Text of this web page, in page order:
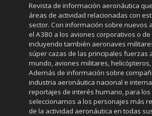
Revista de información aeronáutica
áreas de actividad relacionadas con
sector. Con información sobre nuevos
el A380 a los aviones corporativos o de
incluyendo también aeronaves
súper cazas de las principales fuerzas
mundo, aviones militares,
Además de información sobre
industria aeronáutica nacional e
reportajes de interés humano, para los
seleccionamos a los personajes más
de la actividad aeronáutica en todas